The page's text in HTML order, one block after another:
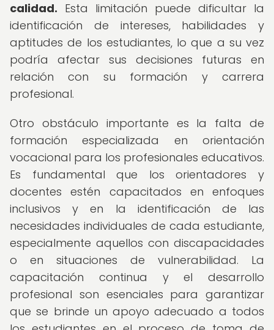
calidad. Esta limitación puede dificultar la
identificación de intereses, habilidades y
aptitudes de los estudiantes, lo que a su vez
podría afectar sus decisiones futuras en
relación con su formación y carrera
profesional.
Otro obstáculo importante es la falta de
formación especializada en orientación
vocacional para los profesionales educativos.
Es fundamental que los orientadores y
docentes estén capacitados en enfoques
inclusivos y en la identificación de las
necesidades individuales de cada estudiante,
especialmente aquellos con discapacidades
o en situaciones de vulnerabilidad. La
capacitación continua y el desarrollo
profesional son esenciales para garantizar
que se brinde un apoyo adecuado a todos